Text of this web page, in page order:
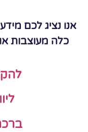
אנו נציג לכם
כלה מעוצבות